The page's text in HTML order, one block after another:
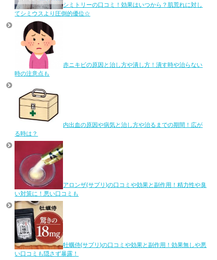
シミトリーの口コミ！効果はいつから？肌荒れに対し
てシミウスより圧倒的優位☆
赤ニキビの原因と治し方や潰し方！潰す時や治らない
時の注意点も
内出血の原因や病気と治し方や治るまでの期間！広が
る時は？
アロンザ(サプリ)の口コミや効果と副作用！精力性や臭
い対策に！悪い口コミも
牡蠣侍(サプリ)の口コミや効果と副作用！効果無しや悪
い口コミも隠さず暴露！